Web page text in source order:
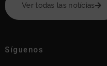
Ver todas las notícias
Síguenos